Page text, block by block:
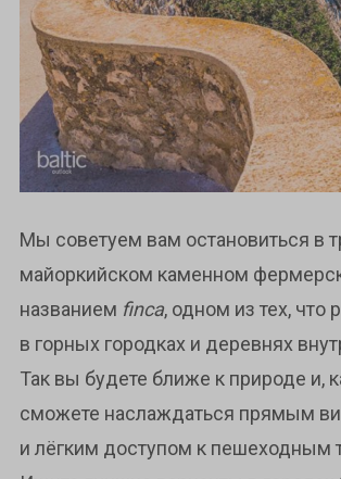
Мы советуем вам остановиться в
майоркийском каменном
названием finca, одном из тех, что
в горных городках и деревнях
Так вы будете ближе к природе и,
сможете наслаждаться прямым
и лёгким доступом к пешеходным